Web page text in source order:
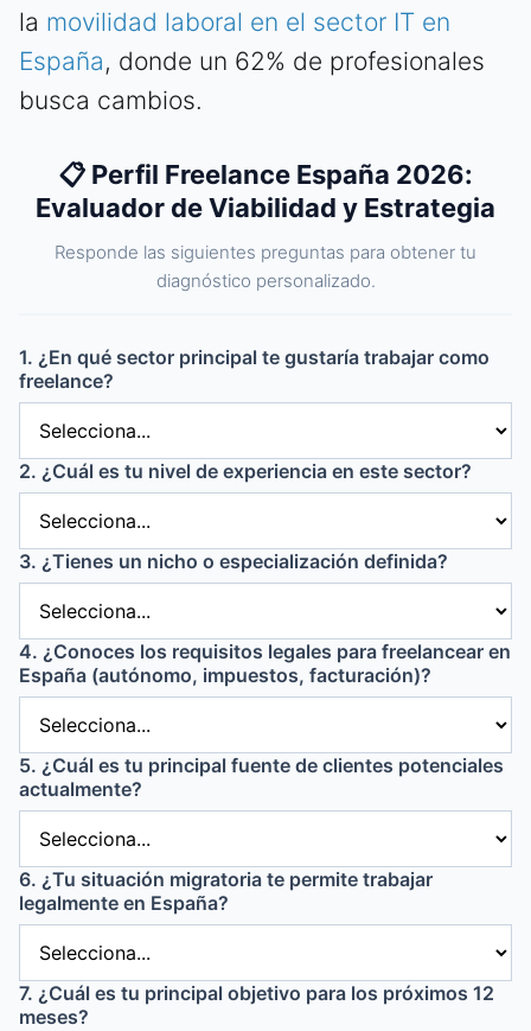
la movilidad laboral en el sector IT en
España, donde un 62% de profesionales
busca cambios.
📋 Perfil Freelance España 2026:
Evaluador de Viabilidad y Estrategia
Responde las siguientes preguntas para obtener tu
diagnóstico personalizado.
1. ¿En qué sector principal te gustaría trabajar como
freelance?
2. ¿Cuál es tu nivel de experiencia en este sector?
3. ¿Tienes un nicho o especialización definida?
4. ¿Conoces los requisitos legales para freelancear en
España (autónomo, impuestos, facturación)?
5. ¿Cuál es tu principal fuente de clientes potenciales
actualmente?
6. ¿Tu situación migratoria te permite trabajar
legalmente en España?
7. ¿Cuál es tu principal objetivo para los próximos 12
meses?